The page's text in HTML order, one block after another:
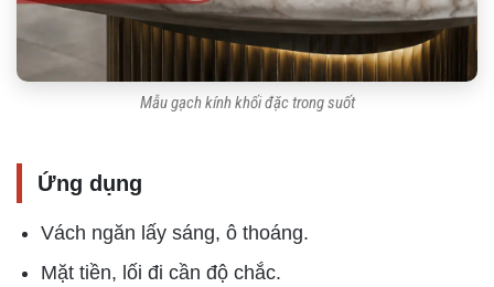
Mẫu gạch kính khối đặc trong suốt
Ứng dụng
Vách ngăn lấy sáng, ô thoáng.
Mặt tiền, lối đi cần độ chắc.